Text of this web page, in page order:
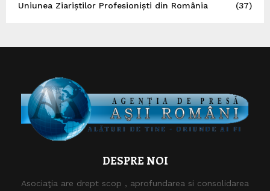
Uniunea Ziariștilor Profesioniști din România
(37)
DESPRE NOI
Asociaţia are drept scop , aprofundarea si consolidarea